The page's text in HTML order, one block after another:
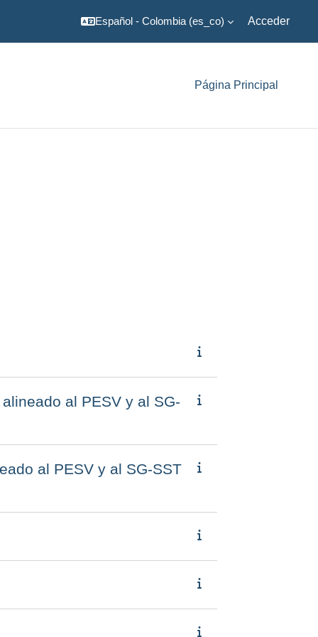
Español - Colombia ‎(es_co)‎ Acceder
Página Principal
al PESV y al SG-
al PESV y al SG-SST